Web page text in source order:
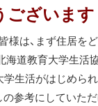
ございます
は、まず住居を
海道教育大学生活
生活がはじめら
の参考にしていた